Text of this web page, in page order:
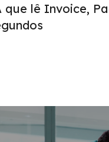
que lê Invoice,